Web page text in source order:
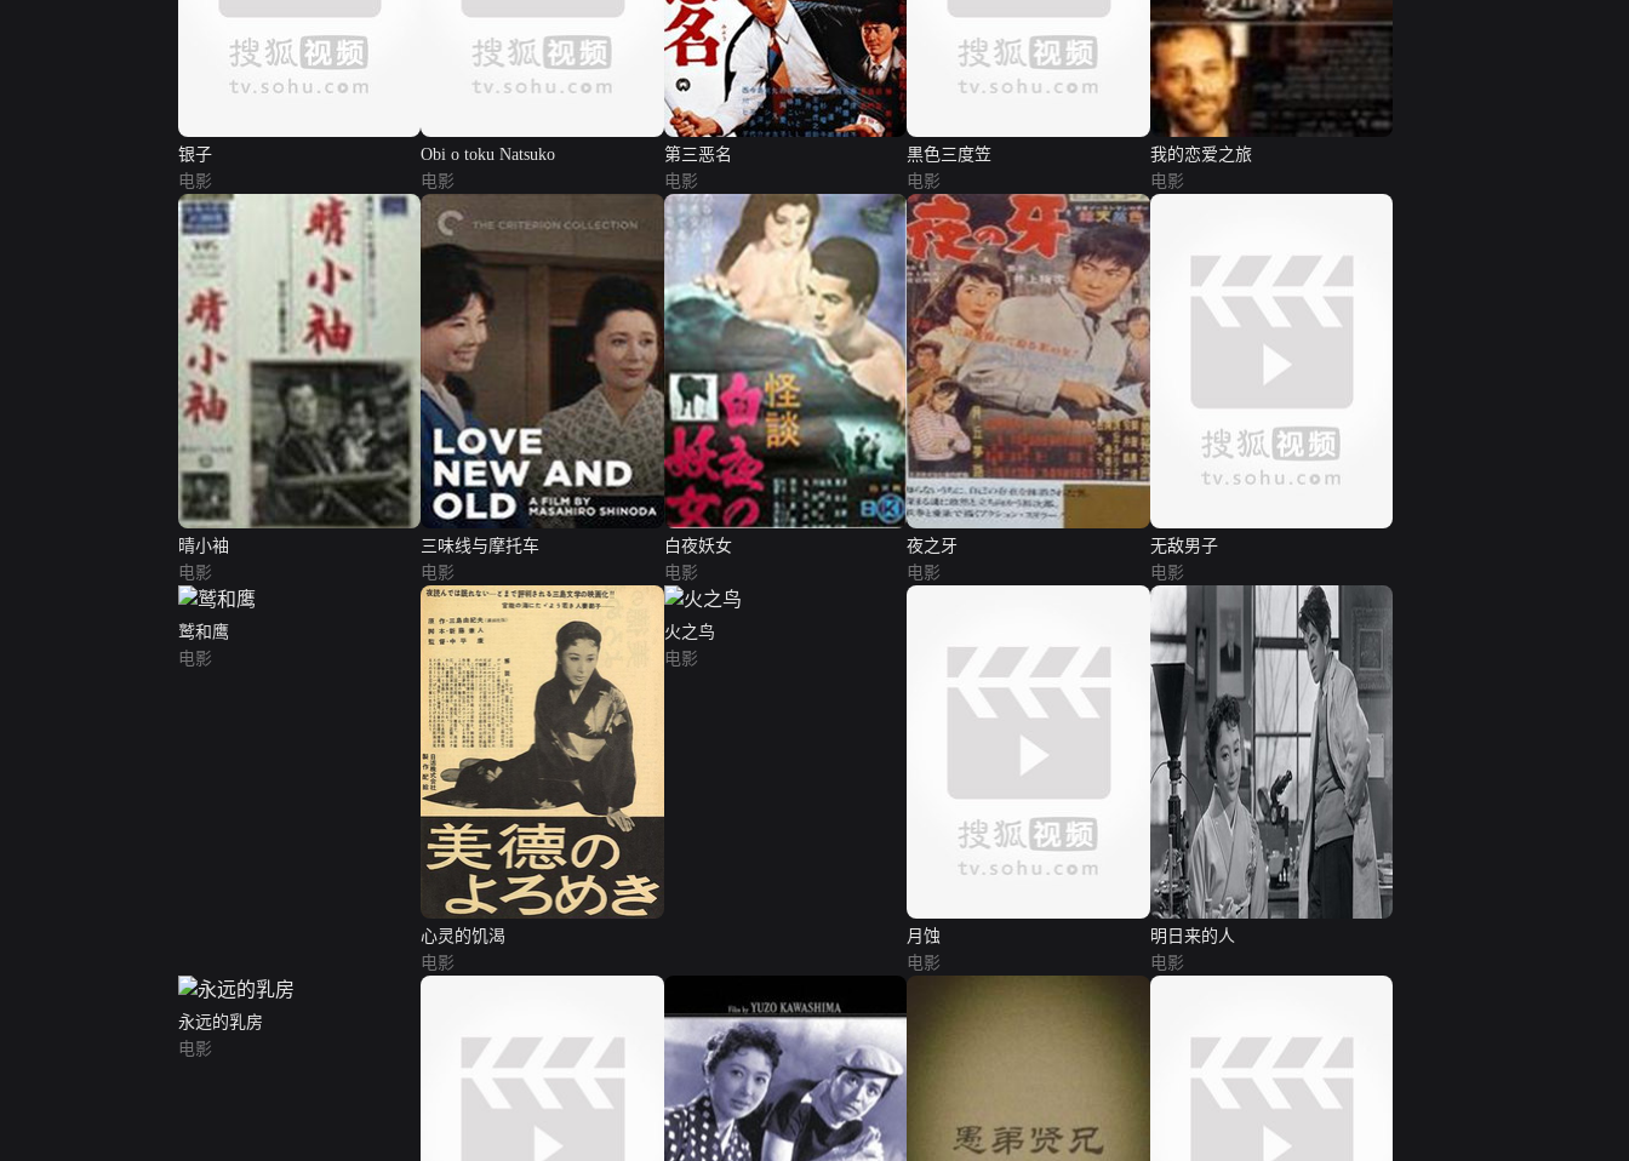
银子
电影
Obi o toku Natsuko
电影
第三恶名
电影
黒色三度笠
电影
我的恋爱之旅
电影
晴小袖
电影
三味线与摩托车
电影
白夜妖女
电影
夜之牙
电影
无敌男子
电影
鹫和鹰
电影
心灵的饥渴
电影
火之鸟
电影
月蚀
电影
明日来的人
电影
永远的乳房
电影